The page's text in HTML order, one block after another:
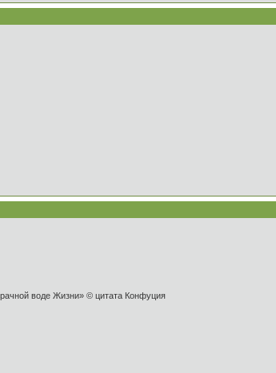
воде Жизни» © цитата Конфуция